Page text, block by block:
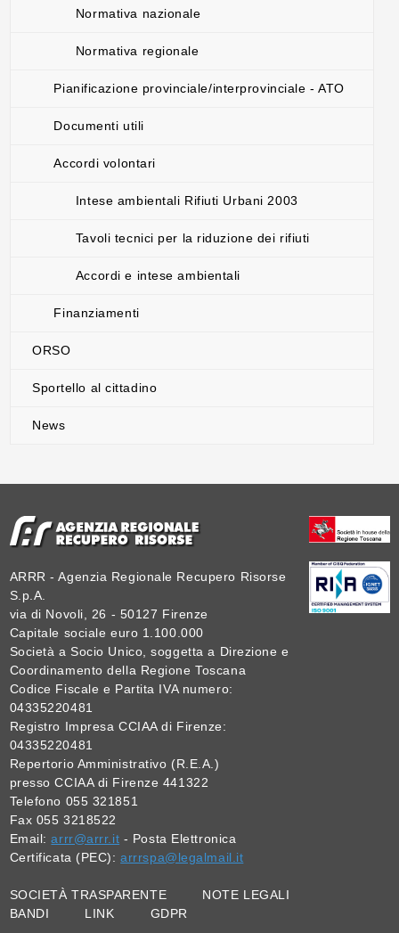
Normativa nazionale
Normativa regionale
Pianificazione provinciale/interprovinciale - ATO
Documenti utili
Accordi volontari
Intese ambientali Rifiuti Urbani 2003
Tavoli tecnici per la riduzione dei rifiuti
Accordi e intese ambientali
Finanziamenti
ORSO
Sportello al cittadino
News
ARRR - Agenzia Regionale Recupero Risorse
S.p.A.
via di Novoli, 26 - 50127 Firenze
Capitale sociale euro 1.100.000
Società a Socio Unico, soggetta a Direzione e
Coordinamento della Regione Toscana
Codice Fiscale e Partita IVA numero:
04335220481
Registro Impresa CCIAA di Firenze:
04335220481
Repertorio Amministrativo (R.E.A.)
presso CCIAA di Firenze 441322
Telefono 055 321851
Fax 055 3218522
Email:arrr@arrr.it - Posta Elettronica
Certificata (PEC):arrrspa@legalmail.it
SOCIETÀ TRASPARENTE
NOTE LEGALI
BANDI
LINK GDPR